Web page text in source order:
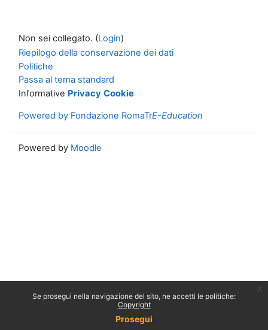
Se prosegui nella navigazione del sito, ne accetti le politiche:
Copyright
Prosegui
Non sei collegato. (Login)
Riepilogo della conservazione dei dati
Politiche
Passa al tema standard
Informative Privacy Cookie
Powered by Fondazione RomaTrE-Education
Powered by Moodle